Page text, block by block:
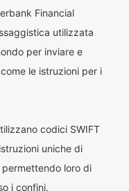
Financial
utilizzata
per inviare e
le istruzioni per i
codici SWIFT
uniche di
loro di
i confini.